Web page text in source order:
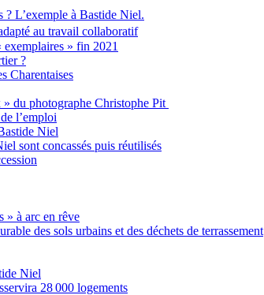
? L’exemple à Bastide Niel.
au travail collaboratif
» fin 2021
?
Charentaises
du photographe Christophe Pit
l’emploi
Niel
sont concassés puis réutilisés
» à arc en rêve
des sols urbains et des déchets de terrassement
Niel
28 000 logements